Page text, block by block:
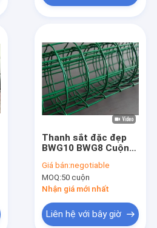
Thanh sắt đặc đẹp
BWG10 BWG8 Cuộn
Giá bán:negotiable
MOQ:50 cuộn
Nhận giá mới nhất
Liên hệ với bây giờ